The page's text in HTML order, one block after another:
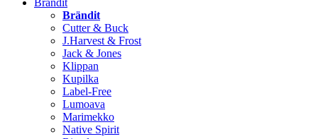
Brändit
Brändit
Cutter & Buck
J.Harvest & Frost
Jack & Jones
Klippan
Kupilka
Label-Free
Lumoava
Marimekko
Native Spirit